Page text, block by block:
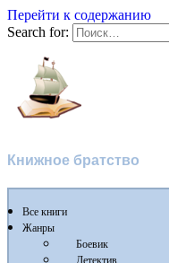
Перейти к содержанию
Search for:
Книжное братство
Все книги
Жанры
Боевик
Детектив